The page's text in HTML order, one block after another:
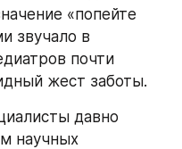
«попейте
звучало в
почти
жест заботы.
давно
научных